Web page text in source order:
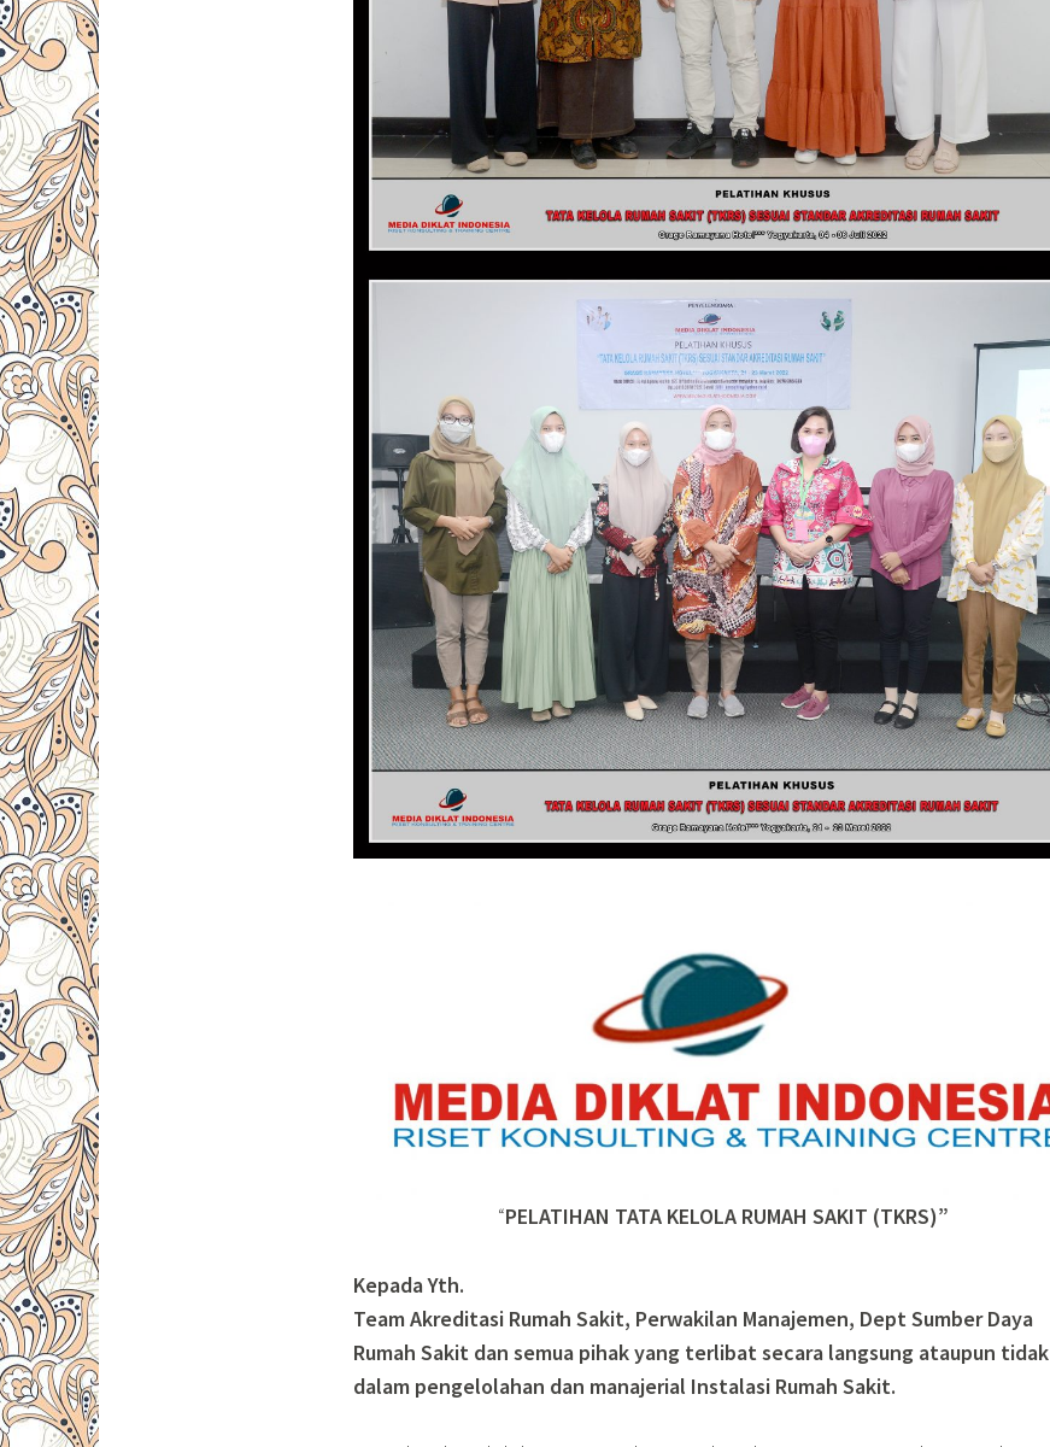
“PELATIHAN TATA KELOLA RUMAH SAKIT (TKRS)”
Kepada Yth.
Team Akreditasi Rumah Sakit, Perwakilan Manajemen, Dept Sumber Daya
Rumah Sakit dan semua pihak yang terlibat secara langsung ataupun tidak
dalam pengelolahan dan manajerial Instalasi Rumah Sakit.